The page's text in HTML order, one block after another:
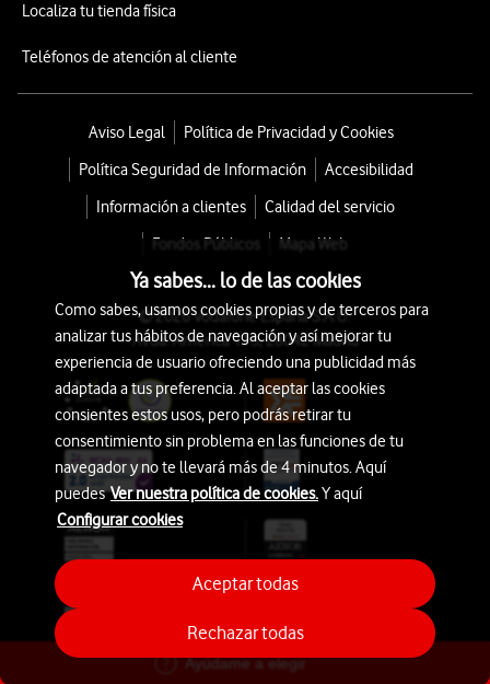
Ayúdame a elegir
Localiza tu tienda física
Teléfonos de atención al cliente
Aviso Legal
Política de Privacidad y Cookies
Política Seguridad de Información
Accesibilidad
Información a clientes
Calidad del servicio
Fondos Públicos
Mapa Web
© 2026 Vodafone España S.A.U.
Avda. América 115, 28042 Madrid
Ya sabes... lo de las cookies
Como sabes, usamos cookies propias y de terceros para
analizar tus hábitos de navegación y así mejorar tu
experiencia de usuario ofreciendo una publicidad más
adaptada a tus preferencia. Al aceptar las cookies
consientes estos usos, pero podrás retirar tu
consentimiento sin problema en las funciones de tu
navegador y no te llevará más de 4 minutos. Aquí
puedesVer nuestra política de cookies.Y aquí
Configurar cookies
Rechazar todas
Aceptar todas